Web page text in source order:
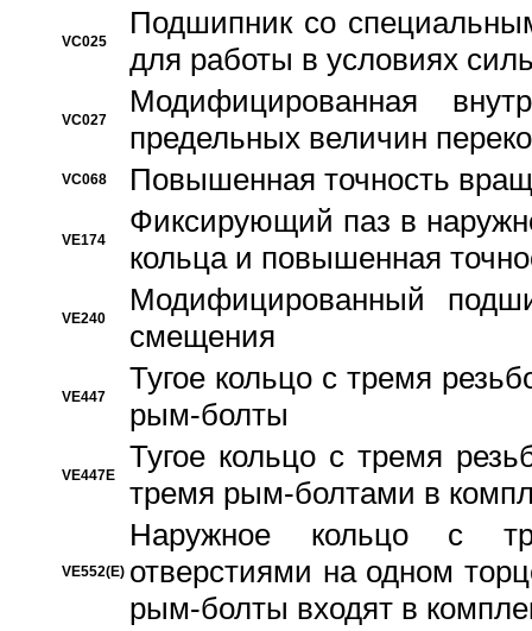
VC025
Подшипник со
для работы в условиях
VC027
Модифицированная
предельных величин
VC068 Повышенная точность
VE174
Фиксирующий паз в
кольца и повышенная
VE240
Модифицированный
смещения
VE447
Тугое кольцо с тремя
рым-болты
VE447E
Тугое кольцо с тремя
тремя рым-болтами в
VE552(E)
Наружное кольцо с
отверстиями на одном
рым-болты входят в